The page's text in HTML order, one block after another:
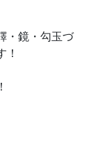
・鏡・勾玉づ
！